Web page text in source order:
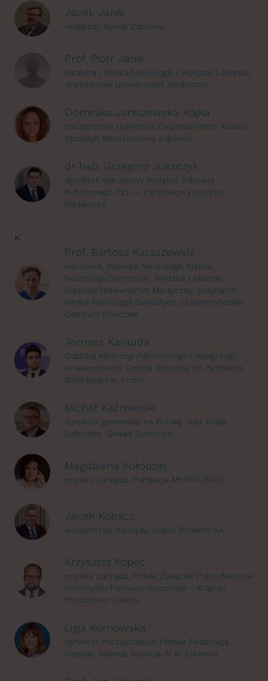
Jacek Janik
redaktor, Rynek Zdrowia
Prof. Piotr Janik
Katedra i Klinika Neurologii, I Wydział Lekarski,
Warszawski Uniwersytet Medyczny
Dominika Janiszewska-Kajka
zastępczyni dyrektora Departamentu Analiz i
Strategii, Ministerstwo Zdrowia
dr hab. Grzegorz Juszczyk
dyrektor, Narodowy Instytut Zdrowia
Publicznego PZH – Państwowy Instytut
Badawczy
K
Prof. Bartosz Karaszewski
kierownik, Katedra Neurologii, Klinika
Neurologii Dorosłych, Wydział Lekarski,
Gdański Uniwersytet Medyczny, ordynator,
Klinika Neurologii Dorosłych, Uniwersyteckie
Centrum Kliniczne
Tomasz Karauda
Oddział Kliniczny Pulmonologii i Alergologii,
Uniwersytecki Szpital Kliniczny im. Norberta
Barlickiego w Łodzi
Michał Kaźmierski
dyrektor generalny na Polskę oraz Kraje
Bałtyckie, Gilead Sciences
Magdalena Kołodziej
prezes zarządu, Fundacja MY PACJENCI
Jacek Kopacz
wiceprezes zarządu, Supra Brokers SA
Krzysztof Kopeć
prezes zarządu, Polski Związek Pracodawców
Przemysłu Farmaceutycznego - Krajowi
Producenci Leków
Ligia Kornowska
dyrektor zarządzająca, Polska Federacja
Szpitali, liderka, Koalicja AI w Zdrowiu